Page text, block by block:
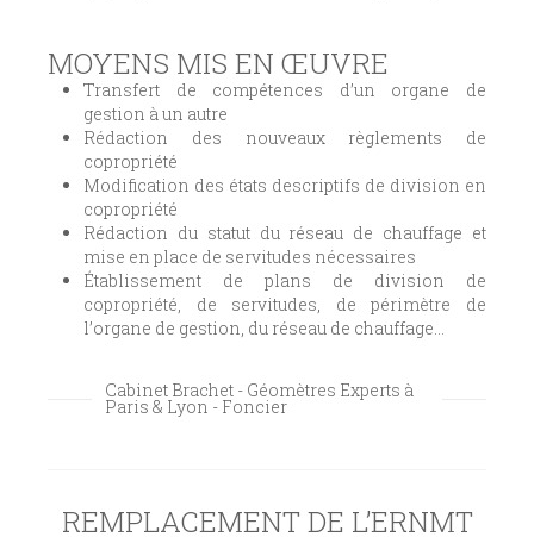
MOYENS MIS EN ŒUVRE
Transfert de compétences d’un organe de
gestion à un autre
Rédaction des nouveaux règlements de
copropriété
Modification des états descriptifs de division en
copropriété
Rédaction du statut du réseau de chauffage et
mise en place de servitudes nécessaires
Établissement de plans de division de
copropriété, de servitudes, de périmètre de
l’organe de gestion, du réseau de chauffage…
Cabinet Brachet - Géomètres Experts à
Paris & Lyon - Foncier
REMPLACEMENT DE L’ERNMT